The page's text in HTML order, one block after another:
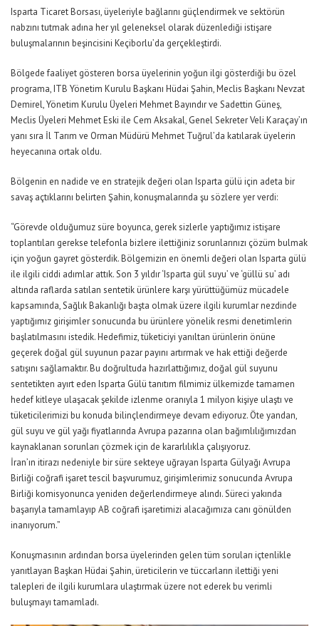
Isparta Ticaret Borsası, üyeleriyle bağlarını güçlendirmek ve sektörün
nabzını tutmak adına her yıl geleneksel olarak düzenlediği istişare
buluşmalarının beşincisini Keçiborlu’da gerçekleştirdi.
Bölgede faaliyet gösteren borsa üyelerinin yoğun ilgi gösterdiği bu özel
programa, ITB Yönetim Kurulu Başkanı Hüdai Şahin, Meclis Başkanı Nevzat
Demirel, Yönetim Kurulu Üyeleri Mehmet Bayındır ve Sadettin Güneş,
Meclis Üyeleri Mehmet Eski ile Cem Aksakal, Genel Sekreter Veli Karaçay’ın
yanı sıra İl Tarım ve Orman Müdürü Mehmet Tuğrul’da katılarak üyelerin
heyecanına ortak oldu.
Bölgenin en nadide ve en stratejik değeri olan Isparta gülü için adeta bir
savaş açtıklarını belirten Şahin, konuşmalarında şu sözlere yer verdi:
“Görevde olduğumuz süre boyunca, gerek sizlerle yaptığımız istişare
toplantıları gerekse telefonla bizlere ilettiğiniz sorunlarınızı çözüm bulmak
için yoğun gayret gösterdik. Bölgemizin en önemli değeri olan Isparta gülü
ile ilgili ciddi adımlar attık. Son 3 yıldır ‘Isparta gül suyu’ ve ‘güllü su’ adı
altında raflarda satılan sentetik ürünlere karşı yürüttüğümüz mücadele
kapsamında, Sağlık Bakanlığı başta olmak üzere ilgili kurumlar nezdinde
yaptığımız girişimler sonucunda bu ürünlere yönelik resmi denetimlerin
başlatılmasını istedik. Hedefimiz, tüketiciyi yanıltan ürünlerin önüne
geçerek doğal gül suyunun pazar payını artırmak ve hak ettiği değerde
satışını sağlamaktır. Bu doğrultuda hazırlattığımız, doğal gül suyunu
sentetikten ayırt eden Isparta Gülü tanıtım filmimiz ülkemizde tamamen
hedef kitleye ulaşacak şekilde izlenme oranıyla 1 milyon kişiye ulaştı ve
tüketicilerimizi bu konuda bilinçlendirmeye devam ediyoruz. Öte yandan,
gül suyu ve gül yağı fiyatlarında Avrupa pazarına olan bağımlılığımızdan
kaynaklanan sorunları çözmek için de kararlılıkla çalışıyoruz.
İran’ın itirazı nedeniyle bir süre sekteye uğrayan Isparta Gülyağı Avrupa
Birliği coğrafi işaret tescil başvurumuz, girişimlerimiz sonucunda Avrupa
Birliği komisyonunca yeniden değerlendirmeye alındı. Süreci yakında
başarıyla tamamlayıp AB coğrafi işaretimizi alacağımıza canı gönülden
inanıyorum.”
Konuşmasının ardından borsa üyelerinden gelen tüm soruları içtenlikle
yanıtlayan Başkan Hüdai Şahin, üreticilerin ve tüccarların ilettiği yeni
talepleri de ilgili kurumlara ulaştırmak üzere not ederek bu verimli
buluşmayı tamamladı.